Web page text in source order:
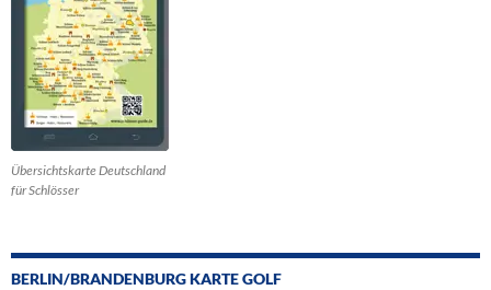
Übersichtskarte Deutschland
für Schlösser
BERLIN/BRANDENBURG KARTE GOLF